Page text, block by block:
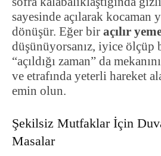
sayesinde açılarak kocaman
dönüşür. Eğer bir açılır
düşünüyorsanız, iyice ölçüp
“açıldığı zaman” da
ve etrafında yeterli hareket
emin olun.
Şekilsiz Mutfaklar İçin
Masalar